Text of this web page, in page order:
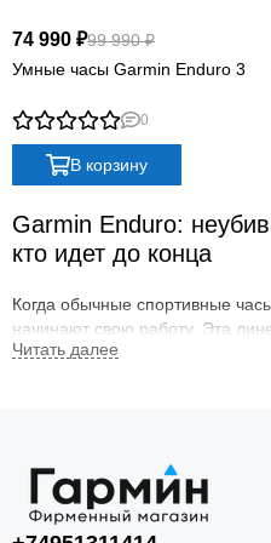
Vivosmart
Swim
Lily
Approach
Подборки
74 990 ₽99 990 ₽
Умные часы Garmin Enduro 3
0
В корзину
Garmin Enduro:
кто идет до конца
Когда обычные спортивные
начинают свою работу. Эта
признает границ:
и специализированные
Здесь нет лишнего, только то,
маршрут измеряется не